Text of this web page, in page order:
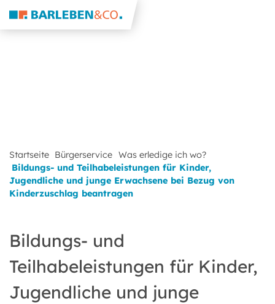
Startseite Bürgerservice Was erledige ich wo?
Bildungs- und Teilhabeleistungen für Kinder,
Jugendliche und junge Erwachsene bei Bezug von
Kinderzuschlag beantragen
Bildungs- und
Teilhabeleistungen für Kinder,
Jugendliche und junge